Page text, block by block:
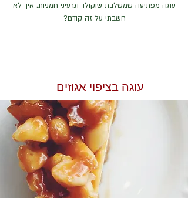
עוגה מפתיעה שמשלבת שוקולד וגרעיני חמניות. איך לא
חשבתי על זה קודם?
עוגה בציפוי אגוזים